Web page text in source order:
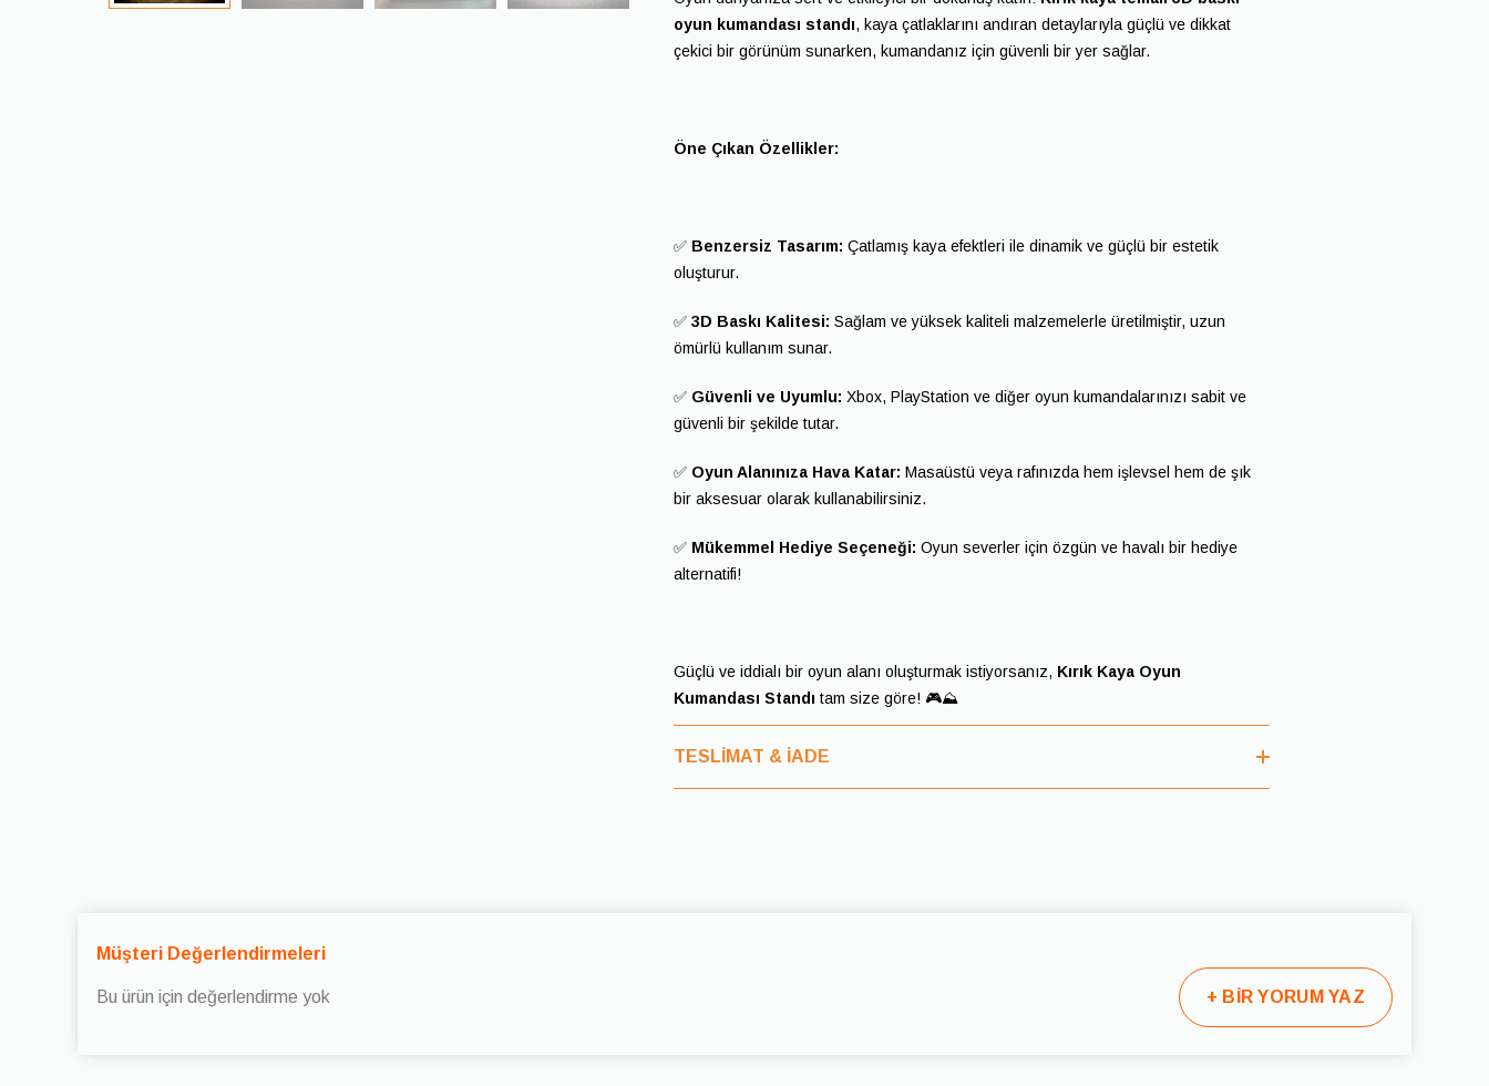
oyun kumandası standı, kaya çatlaklarını andıran detaylarıyla güçlü ve dikkat
çekici bir görünüm sunarken, kumandanız için güvenli bir yer sağlar.
Öne Çıkan Özellikler:
✅ Benzersiz Tasarım: Çatlamış kaya efektleri ile dinamik ve güçlü bir estetik
oluşturur.
✅ 3D Baskı Kalitesi: Sağlam ve yüksek kaliteli malzemelerle üretilmiştir, uzun
ömürlü kullanım sunar.
✅ Güvenli ve Uyumlu: Xbox, PlayStation ve diğer oyun kumandalarınızı sabit ve
güvenli bir şekilde tutar.
✅ Oyun Alanınıza Hava Katar: Masaüstü veya rafınızda hem işlevsel hem de şık
bir aksesuar olarak kullanabilirsiniz.
✅ Mükemmel Hediye Seçeneği: Oyun severler için özgün ve havalı bir hediye
alternatifi!
Güçlü ve iddialı bir oyun alanı oluşturmak istiyorsanız, Kırık Kaya Oyun
Kumandası Standı tam size göre! 🎮⛰️
TESLİMAT & İADE
Kargo takip bilgileriniz, siparişiniz kargoya verildiğinde tarafınıza e-posta veya
Teslimat sırasında ürünün hasarlı veya eksik olması durumunda, kargo
Müşteri Değerlendirmeleri
Bu ürün için değerlendirme yok + BİR YORUM YAZ